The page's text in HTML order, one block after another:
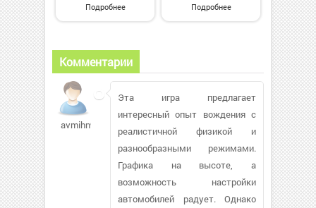
Подробнее Подробнее
Комментарии
avmihn946
Эта игра предлагает
интересный опыт вождения с
реалистичной физикой и
разнообразными режимами.
Графика на высоте, а
возможность настройки
автомобилей радует. Однако